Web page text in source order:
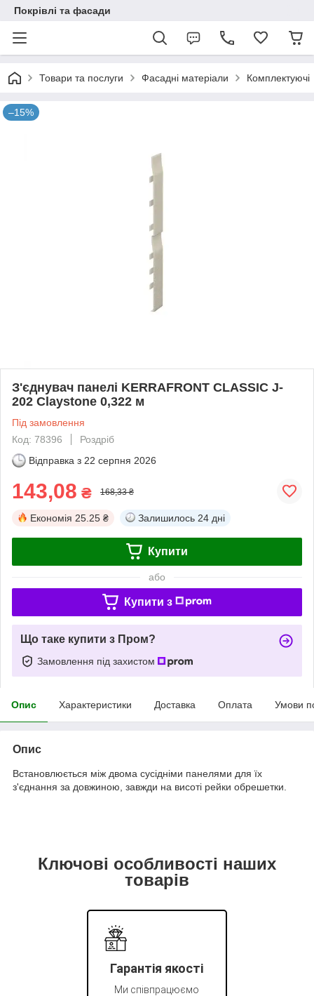
Покрівлі та фасади
Товари та послуги Фасадні матеріали Комплектуючі
–15%
З'єднувач панелі KERRAFRONT CLASSIC J-
202 Claystone 0,322 м
Під замовлення
Код: 78396
Роздріб
Відправка з 22 серпня 2026
143,08 ₴ 168,33 ₴
Економія 25.25 ₴ Залишилось 24 дні
Купити
або
Купити з
Що таке купити з Пром?
Замовлення під захистом
Опис Характеристики Доставка Оплата Умови
Опис
Встановлюється між двома сусідніми панелями для їх
з'єднання за довжиною, завжди на висоті рейки обрешетки.
Ключові особливості наших
товарів
Гарантія якості
Ми співпрацюємо